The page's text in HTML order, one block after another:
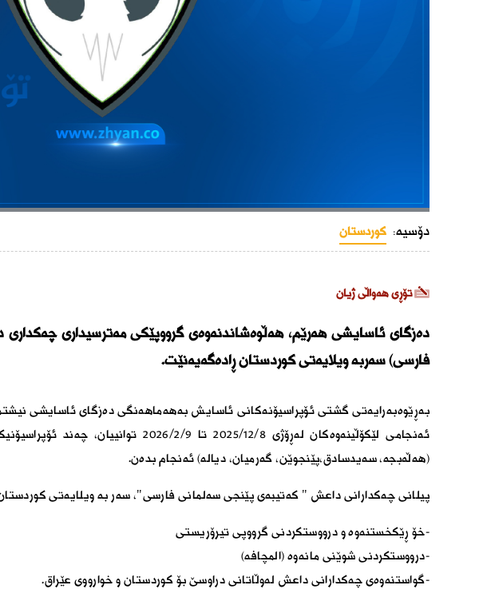
دۆسیە: کوردستان
تۆڕی هەواڵی ژیان
دەزگای ئاسایشی هەرێم، هەڵوەشاندنەوەی گرووپێکی مەترسیداری
فارسی) سەربە ویلایەتی کوردستان ڕادەگەیەنێت.
بەڕێوەبەرایەتی گشتی ئۆپراسیۆنەکانی ئاسایش بەهەماهەنگی دەزگای ئاسایشی
ئەنجامی لێکۆڵینەوەکان لەڕۆژی ٢٠٢٥/١٢/٨ تا
(هەڵەبجە، سەیدسادق،پێنجوێن، گەرمیان، دیالە) ئەنجام بدەن.
پیلانی چەکدارانی داعش " کەتیبەی پێنجی سەلمانی فارسی"، سەر بە ویلایەتی
-خۆ ڕێکخستنەوە و درووستکردنی گرووپی تیرۆریستی
-درووستکردنی شوێنی مانەوە (المچافە)
-گواستنەوەی چەکدارانی داعش لەوڵاتانی دراوسێ بۆ کوردستان و خوارووی عێراق.